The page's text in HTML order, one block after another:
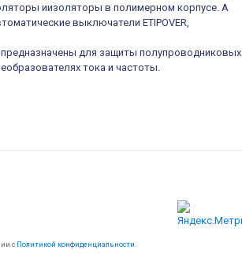
иизоляторы в полимерном корпусе. А
выключатели ETIPOVER,
предназначены для защиты полупроводниковых
тока и частоты.
с Политикой конфиденциальности.